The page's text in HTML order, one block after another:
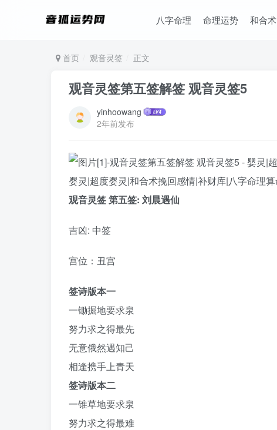
八字命理 命理运势 和合术
首页 观音灵签 正文
观音灵签第五签解签 观音灵签5
yinhoowang
2年前发布
观音灵签 第五签: 刘晨遇仙
吉凶: 中签
宫位：丑宫
签诗版本一
一锄掘地要求泉
努力求之得最先
无意俄然遇知己
相逢携手上青天
签诗版本二
一锥草地要求泉
努力求之得最难